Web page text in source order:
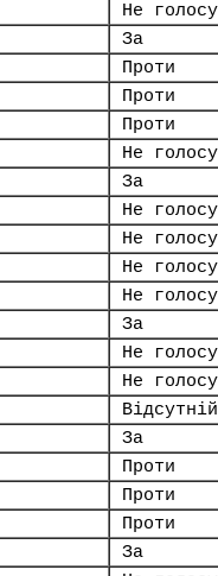
Не
За
Проти
Проти
Проти
Не
За
Не
Не
Не
Не
За
Не
Не
Відсутній
За
Проти
Проти
Проти
За